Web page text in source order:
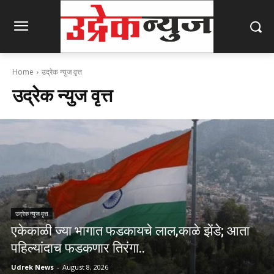
Home उद्रेक न्युज वृत्त
उद्रेक न्युज वृत्त
उद्रेक न्युज वृत्त
एकेकाळी ज्या भागात फडकायचे लाल,काळे झेंडे; आता
पहिल्यांदाच फडकणार तिरंगा..
Udrek News - August 8, 2026